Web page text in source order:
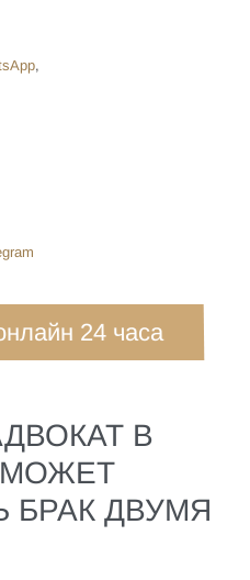
,
24 часа
В
БРАК ДВУМЯ